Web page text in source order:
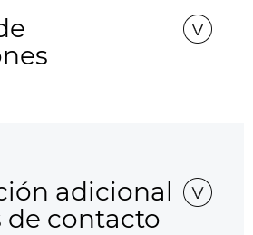
adicional
de contacto